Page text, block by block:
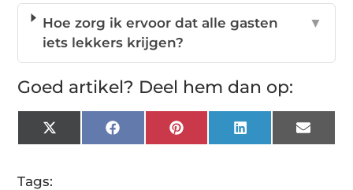
Hoe zorg ik ervoor dat alle gasten
iets lekkers krijgen?
▼
Goed artikel? Deel hem dan op:
X
(Twitter)
FacebookPinterestLinkedInEmail
Tags: